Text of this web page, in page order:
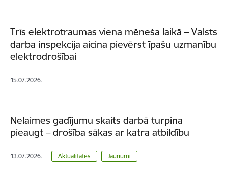
Trīs elektrotraumas viena mēneša laikā – Valsts
darba inspekcija aicina pievērst īpašu uzmanību
elektrodrošībai
15.07.2026.
Nelaimes gadījumu skaits darbā turpina
pieaugt – drošība sākas ar katra atbildību
13.07.2026. Aktualitātes Jaunumi